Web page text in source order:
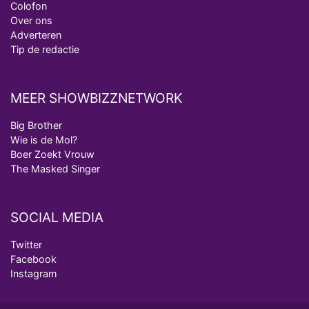
Colofon
Over ons
Adverteren
Tip de redactie
MEER SHOWBIZZNETWORK
Big Brother
Wie is de Mol?
Boer Zoekt Vrouw
The Masked Singer
SOCIAL MEDIA
Twitter
Facebook
Instagram